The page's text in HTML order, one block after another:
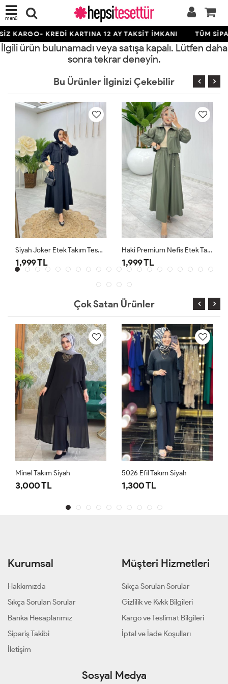
menü
KARGO- KREDİ KARTINA 12 AY TAKSİT İMKANI TÜM
İlgili ürün bulunamadı veya satışa kapalı. Lütfen daha
sonra tekrar deneyin.
Bu Ürünler İlginizi Çekebilir
Siyah Joker Etek Takım Tesettür Giyim
1,999 TL
Haki Premium Nefis Etek Takım
1,999 TL
Çok Satan Ürünler
Minel Takım Siyah
3,000 TL
5026 Efil Takım Siyah
1,300 TL
Kurumsal
Hakkımızda
Sıkça Sorulan Sorular
Banka Hesaplarımız
Sipariş Takibi
İletişim
Müşteri Hizmetleri
Sıkça Sorulan Sorular
Gizlilik ve Kvkk Bilgileri
Kargo ve Teslimat Bilgileri
İptal ve İade Koşulları
Sosyal Medya